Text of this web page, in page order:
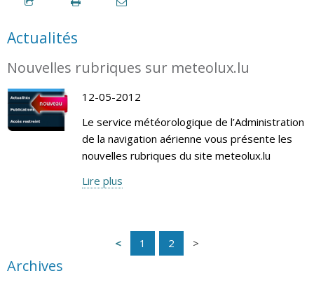
Actualités
Nouvelles rubriques sur meteolux.lu
12-05-2012
Le service météorologique de l’Administration
de la navigation aérienne vous présente les
nouvelles rubriques du site meteolux.lu
Lire plus
1 2
Archives